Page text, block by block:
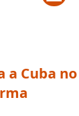
a Cuba no